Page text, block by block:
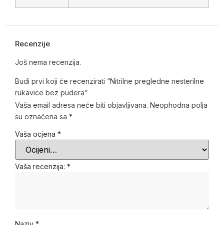
Recenzije
Još nema recenzija.
Budi prvi koji će recenzirati “Nitrilne pregledne nesterilne
rukavice bez pudera”
Vaša email adresa neće biti objavljivana. Neophodna polja
su označena sa *
Vaša ocjena *
Vaša recenzija: *